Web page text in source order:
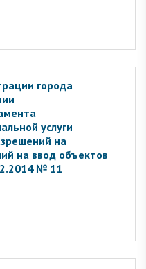
города
услуги
на
на ввод объектов
№ 11